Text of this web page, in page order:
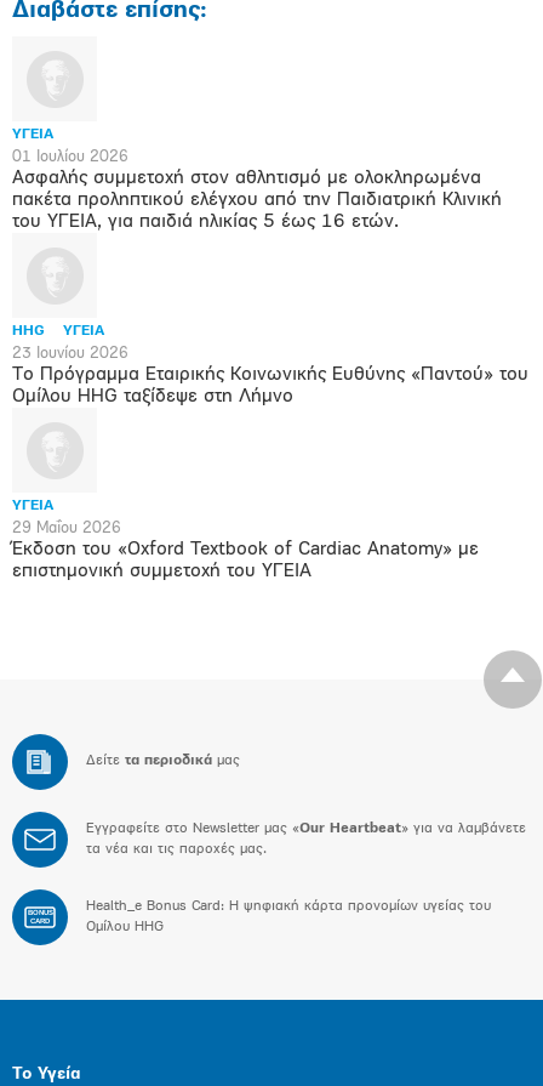
Διαβάστε επίσης:
ΥΓΕΙΑ
01 Ιουλίου 2026
Ασφαλής συμμετοχή στον αθλητισμό με ολοκληρωμένα
πακέτα προληπτικού ελέγχου από την Παιδιατρική Κλινική
του ΥΓΕΙΑ, για παιδιά ηλικίας 5 έως 16 ετών.
HHG ΥΓΕΙΑ
23 Ιουνίου 2026
Το Πρόγραμμα Εταιρικής Κοινωνικής Ευθύνης «Παντού» του
Ομίλου HHG ταξίδεψε στη Λήμνο
ΥΓΕΙΑ
29 Μαΐου 2026
Έκδοση του «Oxford Textbook of Cardiac Anatomy» με
επιστημονική συμμετοχή του ΥΓΕΙΑ
Δείτε τα περιοδικά μας
Εγγραφείτε στο Newsletter μας «Our Heartbeat» για να λαμβάνετε
τα νέα και τις παροχές μας.
BONUS
CARD
Health_e Bonus Card: H ψηφιακή κάρτα προνομίων υγείας του
Ομίλου HHG
Το Υγεία